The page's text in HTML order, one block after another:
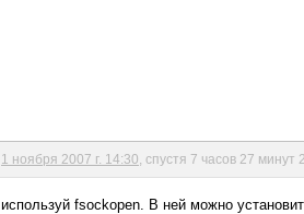
1 ноября 2007 г. 14:30 , спустя 7 часов 27 минут
используй fsockopen. В ней можно